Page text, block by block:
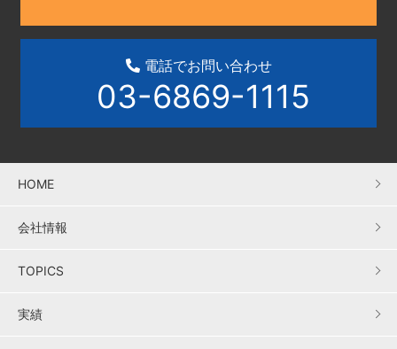
電話でお問い合わせ
03-6869-1115
HOME
会社情報
TOPICS
実績